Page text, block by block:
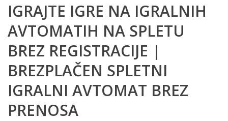
IGRAJTE IGRE NA IGRALNIH
AVTOMATIH NA SPLETU
BREZ REGISTRACIJE |
BREZPLAČEN SPLETNI
IGRALNI AVTOMAT BREZ
PRENOSA